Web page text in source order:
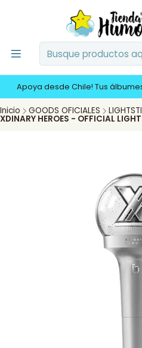
Apoya desde Chile! Tus
Inicio GOODS OFICIALES
XDINARY HEROES - OFFICIAL